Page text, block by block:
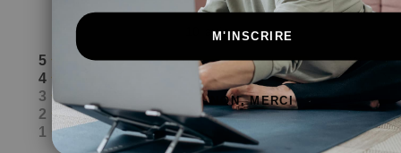
avis
5 (9
4
3
2 (0)
1 )
M'INSCRIRE
NON, MERCI